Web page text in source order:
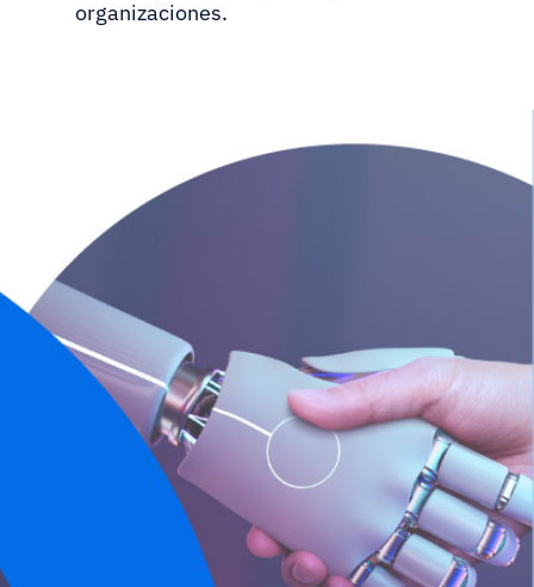
organizaciones.